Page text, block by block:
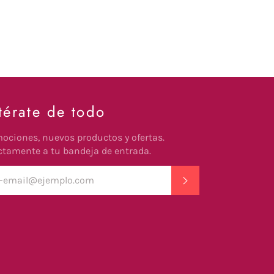
de todo
nuevos productos y ofertas.
a tu bandeja de entrada.